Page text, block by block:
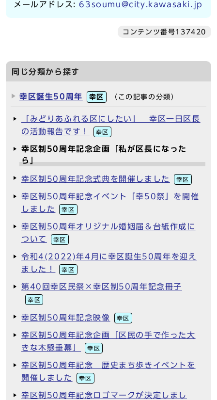
メールアドレス:63soumu@city.kawasaki.jp
コンテンツ番号137420
同じ分類から探す
幸区誕生50周年 幸区 （この記事の分類）
「みどりあふれる区にしたい」 幸区一日区長
の活動報告です！
幸区
幸区制50周年記念企画「私が区長になった
ら」
幸区制50周年記念式典を開催しました 幸区
幸区制50周年記念イベント「幸50祭」を開催
しました
幸区
幸区制50周年オリジナル婚姻届＆台紙作成に
ついて
幸区
令和4(2022)年4月に幸区誕生50周年を迎え
ました！
幸区
第40回幸区民祭×幸区制50周年記念冊子
幸区
幸区制50周年記念映像 幸区
幸区制50周年記念企画「区民の手で作った大
きな木懸垂幕」
幸区
幸区制50周年記念 歴史まち歩きイベントを
開催しました
幸区
幸区制50周年記念ロゴマークが決定しまし